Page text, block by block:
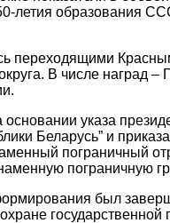
50-летия
переходящими
В числе наград
указа
Беларусь” и
пограничный
пограничную
был